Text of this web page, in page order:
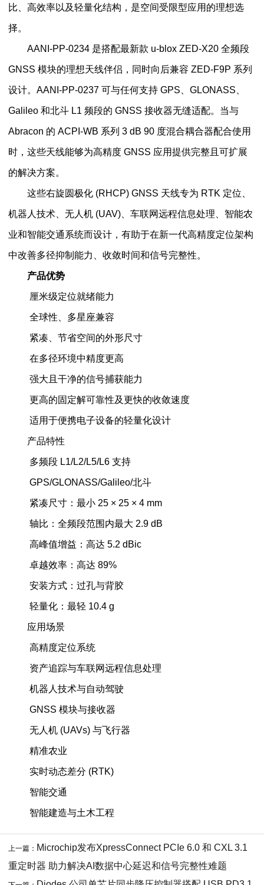
比、高效率以及轻量化结构，是空间受限型应用的理想选
择。
AANI-PP-0234 是搭配最新款 u-blox ZED-X20 全频段
GNSS 模块的理想天线伴侣，同时向后兼容 ZED-F9P 系列
设计。AANI-PP-0237 可与任何支持 GPS、GLONASS、
Galileo 和北斗 L1 频段的 GNSS 接收器无缝适配。当与
Abracon 的 ACPI-WB 系列 3 dB 90 度混合耦合器配合使用
时，这些天线能够为高精度 GNSS 应用提供完整且可扩展
的解决方案。
这些右旋圆极化 (RHCP) GNSS 天线专为 RTK 定位、
机器人技术、无人机 (UAV)、车联网远程信息处理、智能农
业和智能交通系统而设计，有助于在新一代高精度定位架构
中改善多径抑制能力、收敛时间和信号完整性。
产品优势
厘米级定位就绪能力
全球性、多星座兼容
紧凑、节省空间的外形尺寸
在多径环境中精度更高
强大且干净的信号捕获能力
更高的固定解可靠性及更快的收敛速度
适用于便携电子设备的轻量化设计
产品特性
多频段 L1/L2/L5/L6 支持
GPS/GLONASS/Galileo/北斗
紧凑尺寸：最小 25 × 25 × 4 mm
轴比：全频段范围内最大 2.9 dB
高峰值增益：高达 5.2 dBic
卓越效率：高达 89%
安装方式：过孔与背胶
轻量化：最轻 10.4 g
应用场景
高精度定位系统
资产追踪与车联网远程信息处理
机器人技术与自动驾驶
GNSS 模块与接收器
无人机 (UAVs) 与飞行器
精准农业
实时动态差分 (RTK)
智能交通
智能建造与土木工程
上一篇： Microchip发布XpressConnect PCIe 6.0 和 CXL 3.1
重定时器 助力解决AI数据中心延迟和信号完整性难题